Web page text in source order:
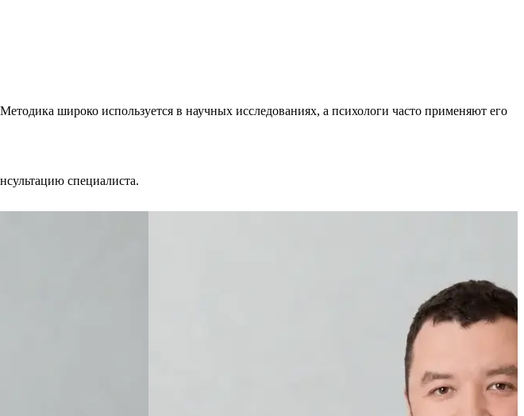
широко используется в научных исследованиях, а психологи часто применяют его
специалиста.